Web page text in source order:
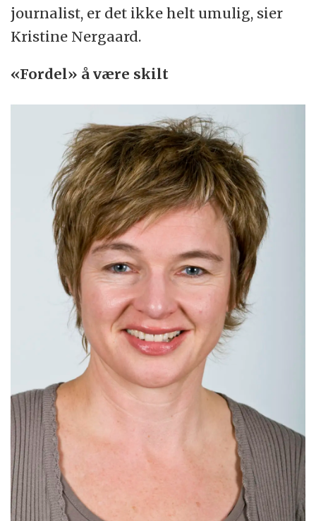
journalist, er det ikke helt umulig, sier
Kristine Nergaard.
«Fordel» å være skilt